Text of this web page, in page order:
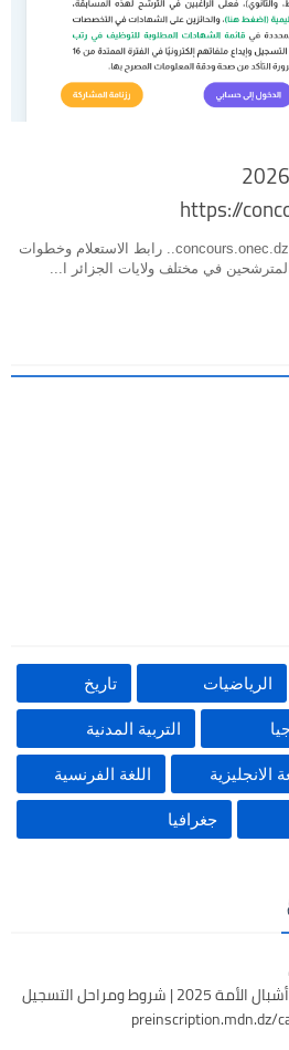
نتائج مسابقة الاساتذة 2026
https://
نتائج مسابقة الأساتذة 2026 عبر concours.onec.dz.. رابط الاستعلام وخطوات
في مختلف ولايات الجزائر ا...
الرياضيات تاريخ
التربية المدنية
الانجليزية اللغة الفرنسية
جغرافيا
تسجيلات أشبال الأمة 2025 | شروط ومراحل التسجيل